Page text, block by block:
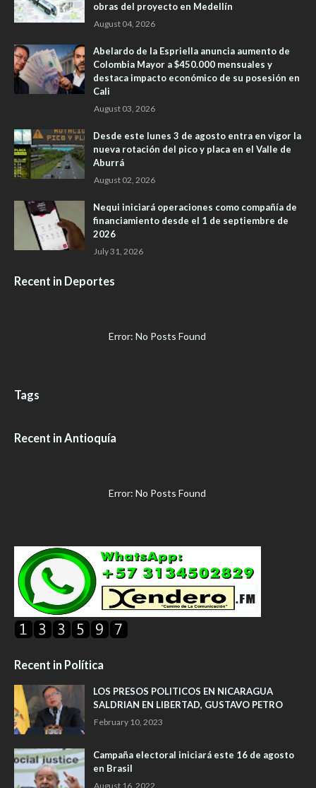
obras del proyecto en Medellín
August 04, 2026
Abelardo de la Espriella anuncia aumento de
Colombia Mayor a $450.000 mensuales y
destaca impacto económico de su posesión en
Cali
August 03, 2026
Desde este lunes 3 de agosto entra en vigor la
nueva rotación del pico y placa en el Valle de
Aburrá
August 02, 2026
Nequi iniciará operaciones como compañía de
financiamiento desde el 1 de septiembre de
2026
July 31, 2026
Recent in Deportes
Error: No Posts Found
Tags
Recent in Antioquía
Error: No Posts Found
Recent in Política
LOS PRESOS POLITICOS EN NICARAGUA
SALDRIAN EN LIBERTAD, GUSTAVO PETRO
February 10, 2023
Campaña electoral iniciará este 16 de agosto
en Brasil
August 16, 2022